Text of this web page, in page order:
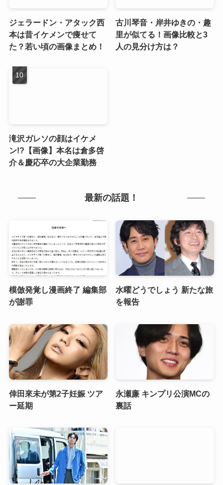
ジェラードン・アタック西
本は昔イケメンで痩せて
た？若い頃の画像まとめ！
古川琴音・岸井ゆきの・趣
里が似てる！画像比較と3
人の見分け方は？
滝沢ガレソの顔はイケメ
ン!?【画像】本名は倉多啓
介＆慶応卒の大企業勤務
最新の話題！
模倣発覚し漫画終了 編集部
が謝罪
水曜どうでしょう 新たな旅
を報告
倖田來未が第2子妊娠 ツア
ー延期
永瀬廉 キンプリ公演MCの
裏話